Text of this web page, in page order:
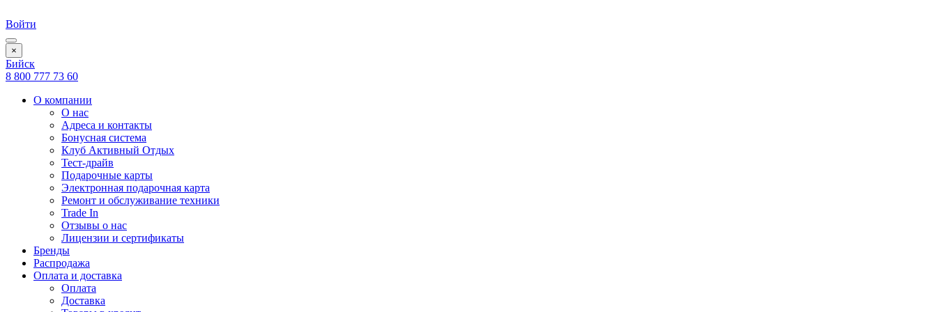
Войти
×
Бийск
8 800 777 73 60
О компании
О нас
Адреса и контакты
Бонусная система
Клуб Активный Отдых
Тест-драйв
Подарочные карты
Электронная подарочная карта
Ремонт и обслуживание техники
Trade In
Отзывы о нас
Лицензии и сертификаты
Бренды
Распродажа
Оплата и доставка
Оплата
Доставка